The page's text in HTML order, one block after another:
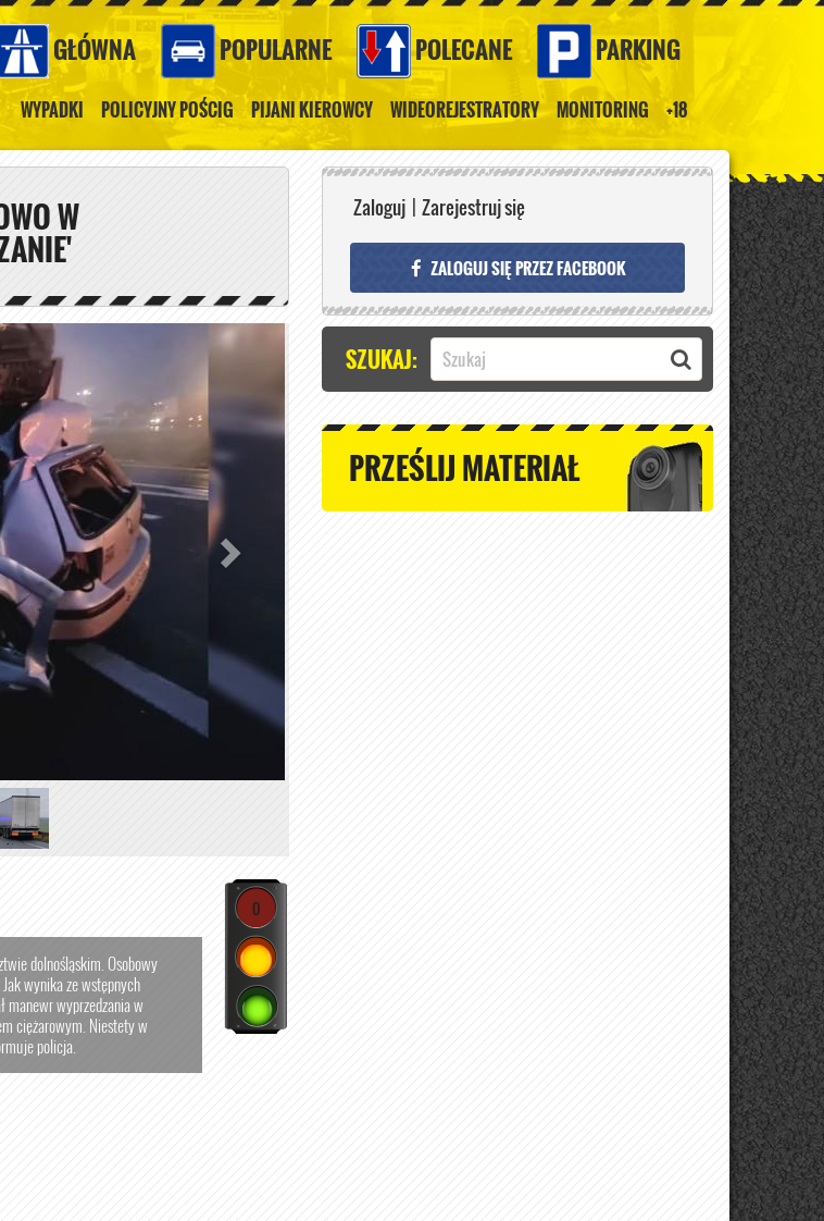
GŁÓWNA POPULARNE POLECANE PARKING
WYPADKI POLICYJNY POŚCIG PIJANI KIEROWCY WIDEOREJESTRATORY MONITORING +18
W
dolnośląskim. Osobowy
wynika ze wstępnych
manewr wyprzedzania w
ciężarowym. Niestety w
policja.
0
Zaloguj | Zarejestruj się
ZALOGUJ SIĘ PRZEZ FACEBOOK
SZUKAJ:
PRZEŚLIJ MATERIAŁ